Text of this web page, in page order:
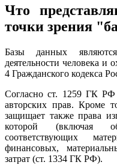
Что
точки зрения
Базы данных являются
деятельности человека и
4 Гражданского кодекса
Согласно ст. 1259 ГК РФ
авторских прав. Кроме
защищает также права
которой (включая
соответствующих
финансовых,
затрат (ст. 1334 ГК РФ).